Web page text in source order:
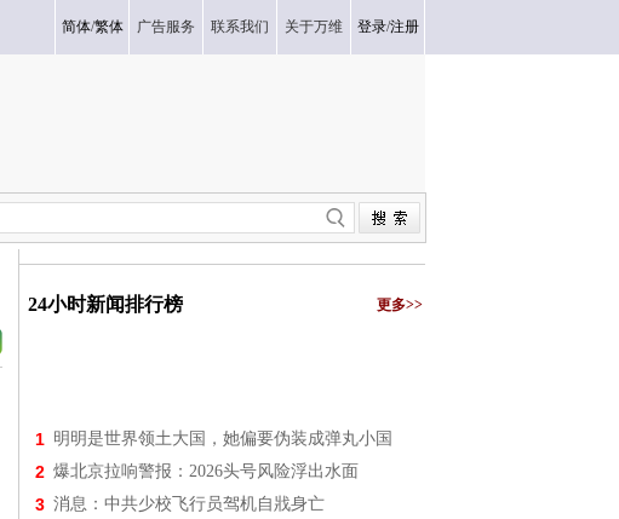
简体/繁体 广告服务 联系我们 关于万维 登录/注册
24小时新闻排行榜 更多>>
1 明明是世界领土大国，她偏要伪装成弹丸小国
2 爆北京拉响警报：2026头号风险浮出水面
3 消息：中共少校飞行员驾机自戕身亡